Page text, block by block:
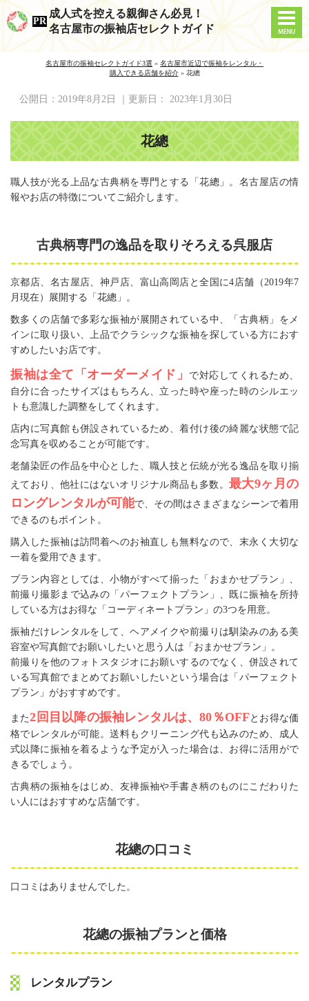
成人式を控える親御さん必見！
名古屋市の振袖店セレクトガイド
名古屋市の振袖セレクトガイド3選 » 名古屋市近辺で振袖をレンタル・
購入できる店舗を紹介» 花總
公開日： 2019年8月2日 ｜更新日： 2023年1月30日
花總
職人技が光る上品な古典柄を専門とする「花總」。名古屋店の情
報やお店の特徴についてご紹介します。
古典柄専門の逸品を取りそろえる呉服店
京都店、名古屋店、神戸店、富山高岡店と全国に4店舗（2019年7
月現在）展開する「花總」。
数多くの店舗で多彩な振袖が展開されている中、「古典柄」をメ
インに取り扱い、上品でクラシックな振袖を探している方におす
すめしたいお店です。
振袖は全て「オーダーメイド」
で対応してくれるため、
自分に合ったサイズはもちろん、立った時や座った時のシルエッ
トも意識した調整をしてくれます。
店内に写真館も併設されているため、着付け後の綺麗な状態で記
念写真を収めることが可能です。
老舗染匠の作品を中心とした、職人技と伝統が光る逸品を取り揃
えており、他社にはないオリジナル商品も多数。 最大9ヶ月の
ロングレンタルが可能で、その間はさまざまなシーンで着用
できるのもポイント。
購入した振袖は訪問着へのお袖直しも無料なので、末永く大切な
一着を愛用できます。
プラン内容としては、小物がすべて揃った「おまかせプラン」、
前撮り撮影まで込みの「パーフェクトプラン」、既に振袖を所持
している方はお得な「コーディネートプラン」の3つを用意。
振袖だけレンタルをして、ヘアメイクや前撮りは馴染みのある美
容室や写真館でお願いしたいと思う人は「おまかせプラン」。
前撮りを他のフォトスタジオにお願いするのでなく、併設されて
いる写真館でまとめてお願いしたいという場合は「パーフェクト
プラン」がおすすめです。
また2回目以降の振袖レンタルは、80％OFFとお得な価
格でレンタルが可能。送料もクリーニング代も込みのため、成人
式以降に振袖を着るような予定が入った場合は、お得に活用がで
きるでしょう。
古典柄の振袖をはじめ、友禅振袖や手書き柄のものにこだわりた
い人にはおすすめな店舗です。
花總の口コミ
口コミはありませんでした。
花總の振袖プランと価格
レンタルプラン